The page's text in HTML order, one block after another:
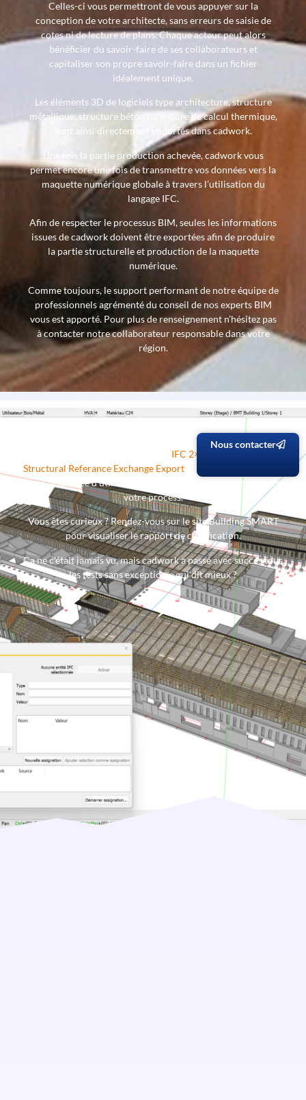
Nous contacter
Celles-ci vous permettront de vous appuyer sur la
conception de votre architecte, sans erreurs de saisie de
cotes ni de lecture de plans. Chaque acteur peut alors
bénéficier du savoir-faire de ses collaborateurs et
capitaliser son propre savoir-faire dans un fichier
idéalement unique.
Les éléments 3D de logiciels type architecture, structure
métallique, structure béton ou encore de calcul thermique,
sont ainsi directement importés dans cadwork.
Une fois la partie production achevée, cadwork vous
permet encore une fois de transmettre vos données vers la
maquette numérique globale à travers l’utilisation du
langage IFC.
Afin de respecter le processus BIM, seules les informations
issues de cadwork doivent être exportées afin de produire
la partie structurelle et production de la maquette
numérique.
Comme toujours, le support performant de notre équipe de
professionnels agrémenté du conseil de nos experts BIM
vous est apporté. Pour plus de renseignement n’hésitez pas
à contacter notre collaborateur responsable dans votre
région.
Le saviez-vous ?
IFC 2×3 Import et IFC 4
Structural Referance Exchange Export
vous l’assurance d’utiliser un logiciel fiable est compatible avec
votre process.
Vous êtes curieux ? Rendez-vous sur le site Building SMART
pour visualiser le rapport de certification.
Ça ne c’était jamais vu, mais cadwork a passé avec succès tous
les tests sans exception… qui dit mieux ?